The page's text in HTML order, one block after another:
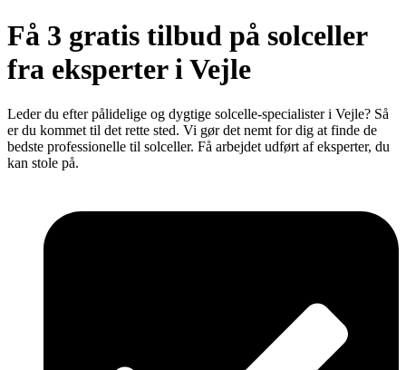
Få 3 gratis tilbud på solceller
fra eksperter i Vejle
Leder du efter pålidelige og dygtige solcelle-specialister i Vejle? Så
er du kommet til det rette sted. Vi gør det nemt for dig at finde de
bedste professionelle til solceller. Få arbejdet udført af eksperter, du
kan stole på.